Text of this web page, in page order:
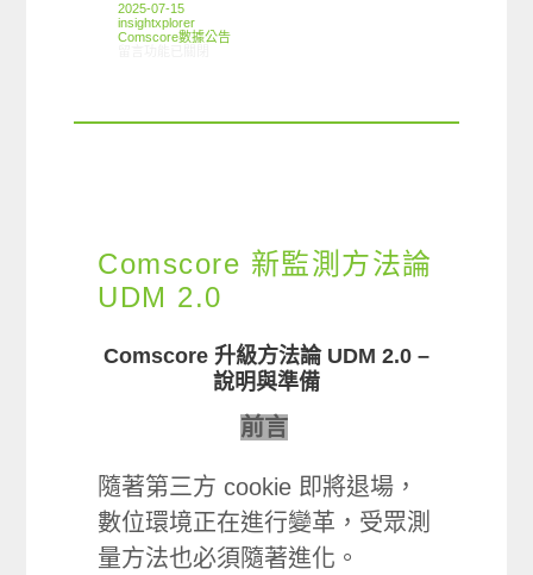
2025-07-15
insightxplorer
Comscore數據公告
Comscore 新監測方法論
UDM 2.0
Comscore 升級方法論UDM 2.0 –
說明與準備
前言
隨著第三方 cookie 即將退場，
數位環境正在進行變革，受眾測
量方法也必須隨著進化。